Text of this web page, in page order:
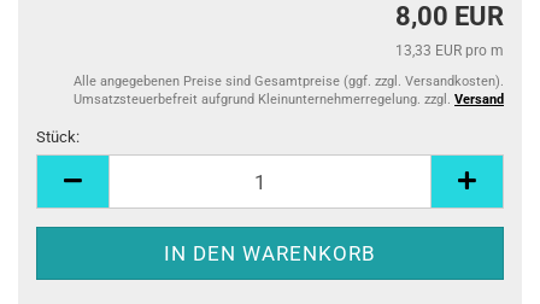
8,00 EUR
13,33 EUR pro m
Alle angegebenen Preise sind Gesamtpreise (ggf. zzgl. Versandkosten).
Umsatzsteuerbefreit aufgrund Kleinunternehmerregelung. zzgl. Versand
Stück: